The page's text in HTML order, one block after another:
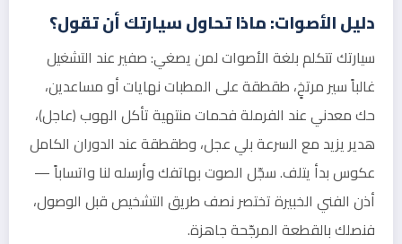
دليل الأصوات: ماذا تحاول سيارتك أن تقول؟
سيارتك تتكلم بلغة الأصوات لمن يصغي: صفير عند التشغيل
غالباً سير مرتخٍ، طقطقة على المطبات نهايات أو مساعدين،
حك معدني عند الفرملة فحمات منتهية تأكل الهوب (عاجل)،
هدير يزيد مع السرعة بلي عجل، وطقطقة عند الدوران الكامل
عكوس بدأ يتلف. سجّل الصوت بهاتفك وأرسله لنا واتساباً —
أذن الفني الخبيرة تختصر نصف طريق التشخيص قبل الوصول،
فنصلك بالقطعة المرجّحة جاهزة.